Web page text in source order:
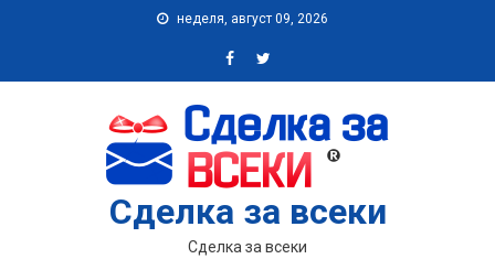
неделя, август 09, 2026
Сделка за всеки
Сделка за всеки